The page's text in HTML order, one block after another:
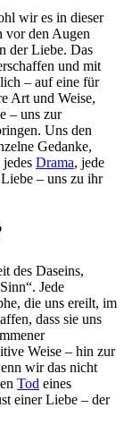
wir es in dieser
vor den Augen
der Liebe. Das
und mit
– auf eine für
Art und Weise,
– uns zur
Uns den
Gedanke,
Drama, jede
– uns zu ihr
des Daseins,
Jede
die uns ereilt, im
dass sie uns
Weise – hin zur
wir das nicht
Tod eines
einer Liebe – der